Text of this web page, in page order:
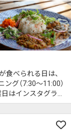
食べられる日は、
ング（7:30〜11:00）
はインスタグラム